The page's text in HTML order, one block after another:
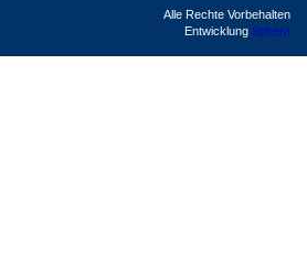
Alle Rechte Vorbehalten
Entwicklung Sphera